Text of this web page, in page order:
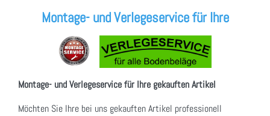
Montage- und Verlegeservice für Ihre
Montage- und Verlegeservice für Ihre gekauften Artikel
Möchten Sie Ihre bei uns gekauften Artikel professionell